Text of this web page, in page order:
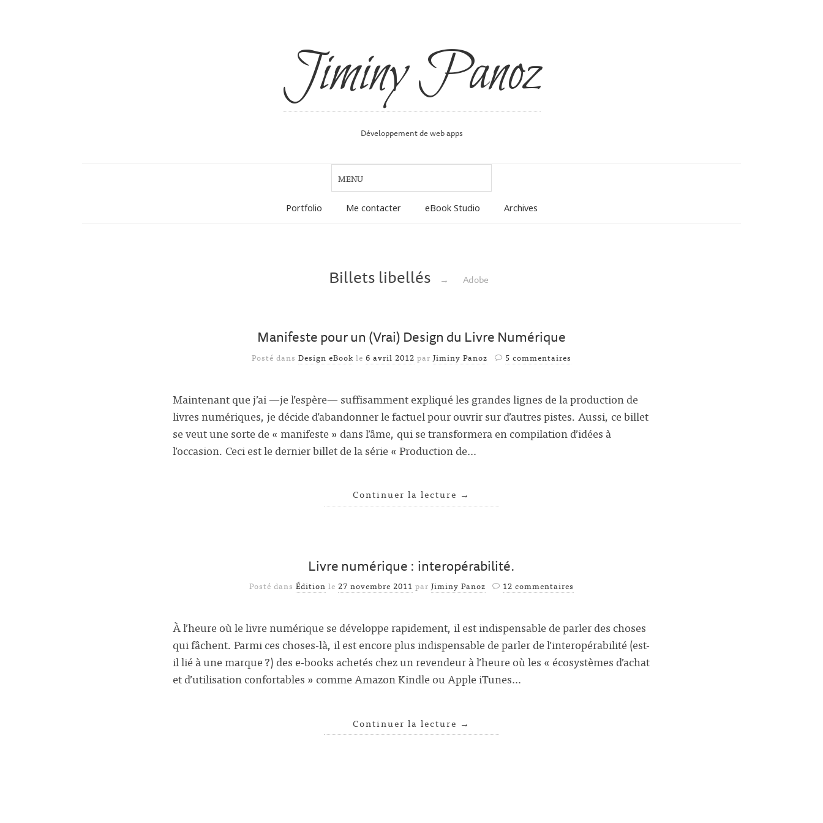
Jiminy Panoz
Développement de web apps
Portfolio Me contacter eBook Studio Archives
Billets libellés → Adobe
Manifeste pour un (Vrai) Design du Livre Numérique
Posté dansDesign eBook le6 avril 2012 parJiminy Panoz 5 commentaires
Maintenant que j’ai —je l’espère— suffisamment expliqué les grandes lignes de la production de
livres numériques, je décide d’abandonner le factuel pour ouvrir sur d’autres pistes. Aussi, ce billet
se veut une sorte de « manifeste » dans l’âme, qui se transformera en compilation d’idées à
l’occasion. Ceci est le dernier billet de la série « Production de…
Continuer la lecture →
Livre numérique : interopérabilité.
Posté dans Édition le 27 novembre 2011 par Jiminy Panoz 12 commentaires
À l’heure où le livre numérique se développe rapidement, il est indispensable de parler des choses
qui fâchent. Parmi ces choses-là, il est encore plus indispensable de parler de l’interopérabilité (est-
il lié à une marque ?) des e-books achetés chez un revendeur à l’heure où les « écosystèmes d’achat
et d’utilisation confortables » comme Amazon Kindle ou Apple iTunes…
Continuer la lecture →